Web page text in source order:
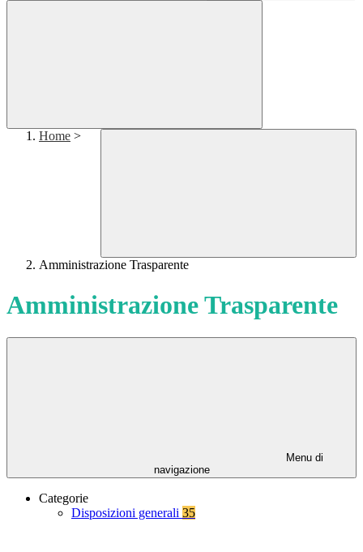
Home >
Amministrazione Trasparente
Amministrazione Trasparente
Menu di
navigazione
Categorie
Disposizioni generali 35